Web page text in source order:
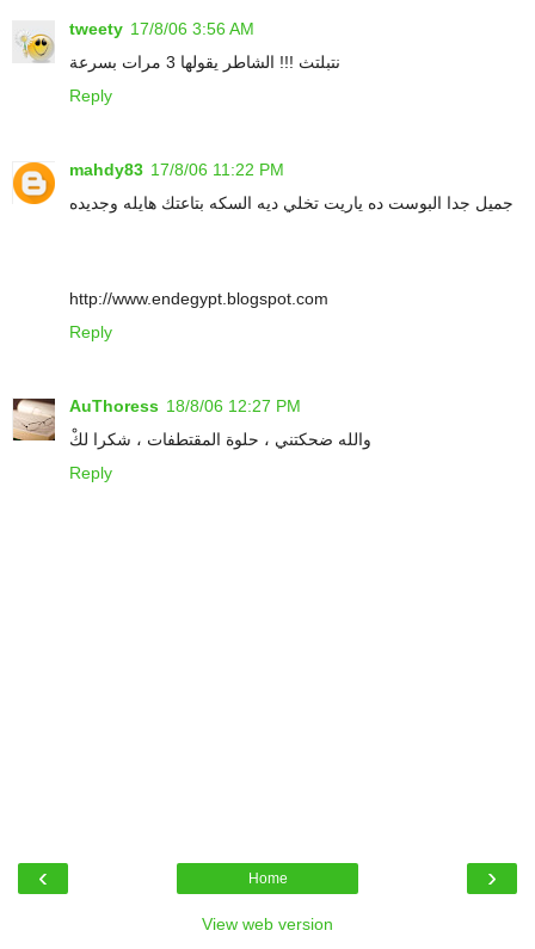
tweety 17/8/06 3:56 AM
نتبلتث !!! الشاطر يقولها 3 مرات بسرعة
Reply
mahdy83 17/8/06 11:22 PM
جميل جدا البوست ده ياريت تخلي ديه السكه بتاعتك هايله وجديده
http://www.endegypt.blogspot.com
Reply
AuThoress 18/8/06 12:27 PM
والله ضحكتني ، حلوة المقتطفات ، شكرا لكْ
Reply
‹ ›
Home
View web version